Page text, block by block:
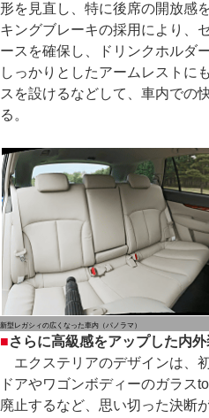
形を見直し、特に後席の開放感
キングブレーキの採用により、
ースを確保し、ドリンクホルダ
しっかりとしたアームレストに
スを設けるなどして、車内での
る。
新型レガシィの広くなった車内（パノラマ）
■さらに高級感をアップした内
エクステリアのデザインは、
ドアやワゴンボディーのガラス
廃止するなど、思い切った決断